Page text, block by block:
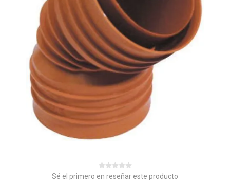
Sé el primero en reseñar este producto